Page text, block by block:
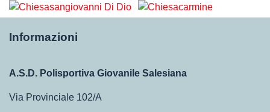
Informazioni
A.S.D. Polisportiva Giovanile Salesiana
Via Provinciale 102/A